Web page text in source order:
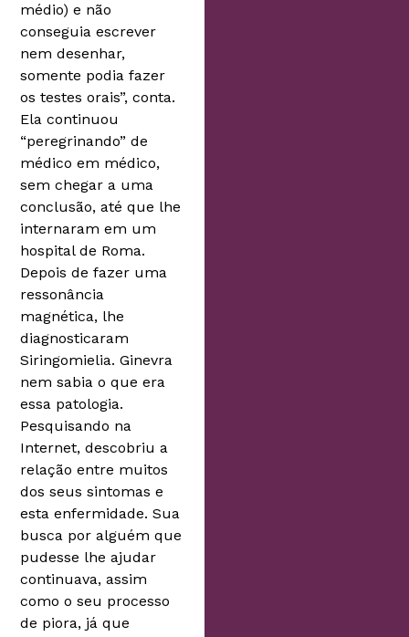
médio) e não
conseguia escrever
nem desenhar,
somente podia fazer
os testes orais”, conta.
Ela continuou
“peregrinando” de
médico em médico,
sem chegar a uma
conclusão, até que lhe
internaram em um
hospital de Roma.
Depois de fazer uma
ressonância
magnética, lhe
diagnosticaram
Siringomielia. Ginevra
nem sabia o que era
essa patologia.
Pesquisando na
Internet, descobriu a
relação entre muitos
dos seus sintomas e
esta enfermidade. Sua
busca por alguém que
pudesse lhe ajudar
continuava, assim
como o seu processo
de piora, já que